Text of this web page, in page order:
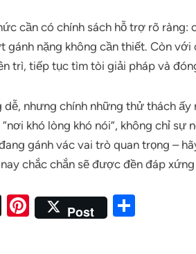
cần có chính sách hỗ trợ rõ ràng:
gánh nặng không cần thiết. Còn
trì, tiếp tục tìm tòi giải pháp và
dễ, nhưng chính những thử thách
khó lòng khó nói”, không chỉ sự
gánh vác vai trò quan trọng –
chắc chắn sẽ được đền đáp
Threads
Pinterest
Post